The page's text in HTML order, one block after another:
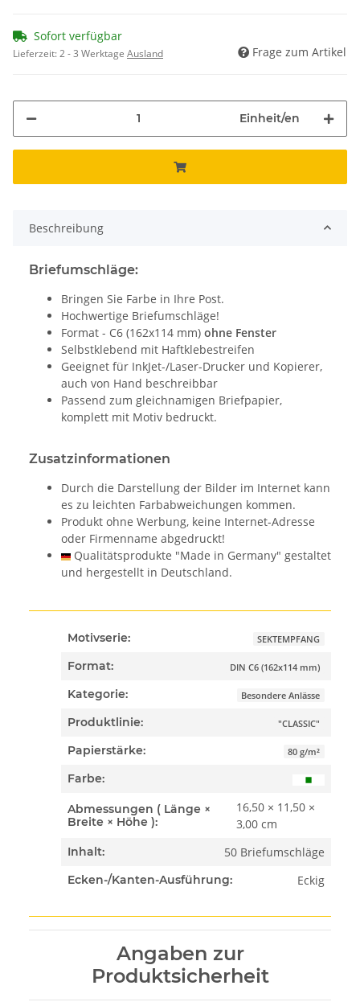
Sofort verfügbar
Lieferzeit:2 - 3 Werktage Ausland Frage zum Artikel
Einheit/en
Beschreibung
Briefumschläge:
Bringen Sie Farbe in Ihre Post.
Hochwertige Briefumschläge!
Format - C6 (162x114 mm) ohne Fenster
Selbstklebend mit Haftklebestreifen
Geeignet für InkJet-/Laser-Drucker und Kopierer,
auch von Hand beschreibbar
Passend zum gleichnamigen Briefpapier,
komplett mit Motiv bedruckt.
Zusatzinformationen
Durch die Darstellung der Bilder im Internet kann
es zu leichten Farbabweichungen kommen.
Produkt ohne Werbung, keine Internet-Adresse
oder Firmenname abgedruckt!
Qualitätsprodukte "Made in Germany" gestaltet
und hergestellt in Deutschland.
Motivserie: SEKTEMPFANG
Format: DIN C6 (162x114 mm)
Kategorie: Besondere Anlässe
Produktlinie: "CLASSIC"
Papierstärke: 80 g/m²
Farbe:
Abmessungen ( Länge ×
Breite × Höhe ):
16,50 × 11,50 ×
3,00 cm
Inhalt: 50 Briefumschläge
Ecken-/Kanten-Ausführung: Eckig
Angaben zur
Produktsicherheit